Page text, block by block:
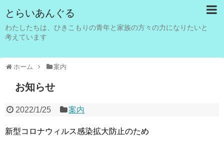
とらいあんぐる
わたしたちは、ひきこもりの青年と家族の方々の力になりたいと
考えています
ホーム 案内
お知らせ
2022/1/25 案内
新型コロナウィルス感染拡大防止のため